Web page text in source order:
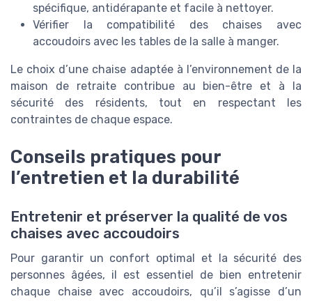
spécifique, antidérapante et facile à nettoyer.
Vérifier la compatibilité des chaises avec
accoudoirs avec les tables de la salle à manger.
Le choix d’une chaise adaptée à l’environnement de la
maison de retraite contribue au bien-être et à la
sécurité des résidents, tout en respectant les
contraintes de chaque espace.
Conseils pratiques pour
l’entretien et la durabilité
Entretenir et préserver la qualité de vos
chaises avec accoudoirs
Pour garantir un confort optimal et la sécurité des
personnes âgées, il est essentiel de bien entretenir
chaque chaise avec accoudoirs, qu’il s’agisse d’un